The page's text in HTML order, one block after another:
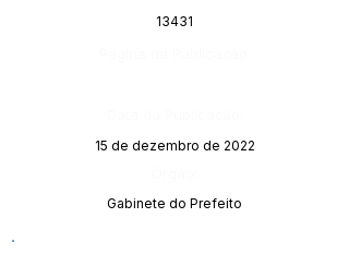
13431
15 de dezembro de 2022
Gabinete do Prefeito